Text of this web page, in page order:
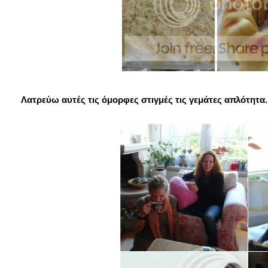
Λατρεύω αυτές τις όμορφες στιγμές τις γεμάτες